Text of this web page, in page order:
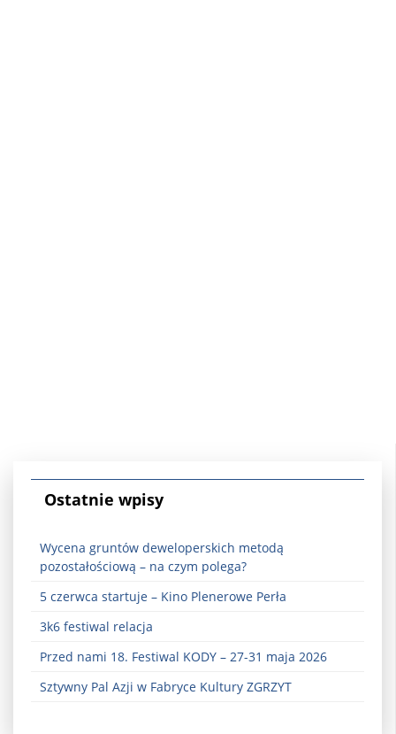
Ostatnie wpisy
Wycena gruntów deweloperskich metodą
pozostałościową – na czym polega?
5 czerwca startuje – Kino Plenerowe Perła
3k6 festiwal relacja
Przed nami 18. Festiwal KODY – 27-31 maja 2026
Sztywny Pal Azji w Fabryce Kultury ZGRZYT